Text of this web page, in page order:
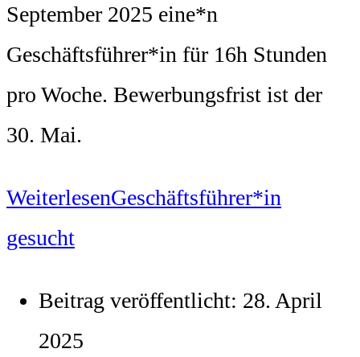
September 2025 eine*n
Geschäftsführer*in für 16h Stunden
pro Woche. Bewerbungsfrist ist der
30. Mai.
WeiterlesenGeschäftsführer*in
gesucht
Beitrag veröffentlicht: 28. April
2025